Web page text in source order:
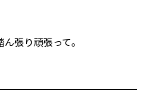
張り頑張って。